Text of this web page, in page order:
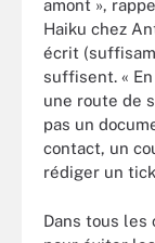
amont »,
Haiku chez
écrit
suffisent. «
une route de
pas un
contact, un
rédiger un
Dans tous les